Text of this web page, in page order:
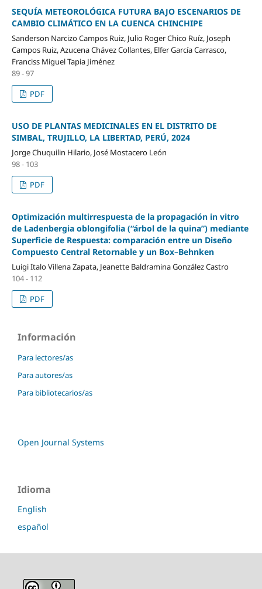
SEQUÍA METEOROLÓGICA FUTURA BAJO ESCENARIOS DE
CAMBIO CLIMÁTICO EN LA CUENCA CHINCHIPE
Sanderson Narcizo Campos Ruiz, Julio Roger Chico Ruíz, Joseph
Campos Ruiz, Azucena Chávez Collantes, Elfer García Carrasco,
Franciss Miguel Tapia Jiménez
89 - 97
PDF
USO DE PLANTAS MEDICINALES EN EL DISTRITO DE
SIMBAL, TRUJILLO, LA LIBERTAD, PERÚ, 2024
Jorge Chuquilin Hilario, José Mostacero León
98 - 103
PDF
Optimización multirrespuesta de la propagación in vitro
de Ladenbergia oblongifolia (“árbol de la quina”) mediante
Superficie de Respuesta: comparación entre un Diseño
Compuesto Central Retornable y un Box–Behnken
Luigi Italo Villena Zapata, Jeanette Baldramina González Castro
104 - 112
PDF
Información
Para lectores/as
Para autores/as
Para bibliotecarios/as
Open Journal Systems
Idioma
English
español